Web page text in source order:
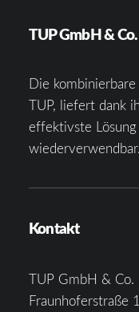
TUP GmbH &
Die
TUP, liefert dank
effektivste
wiederverwendbar.
Kontakt
TUP GmbH & Co.
Fraunhoferstraße 1